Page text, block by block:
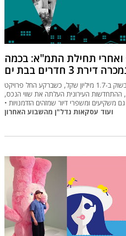
תחילת התמ"א: בכמה
הדירה נמכרה לאחר כחודש בשוק ב-1.7 מיליון שקל, כשברקע החל פרויקט
ההתחדשות העירונית העלתה את שווי הנכס,
משקיעים ומשפרי דיור שמזהים הזדמנויות •